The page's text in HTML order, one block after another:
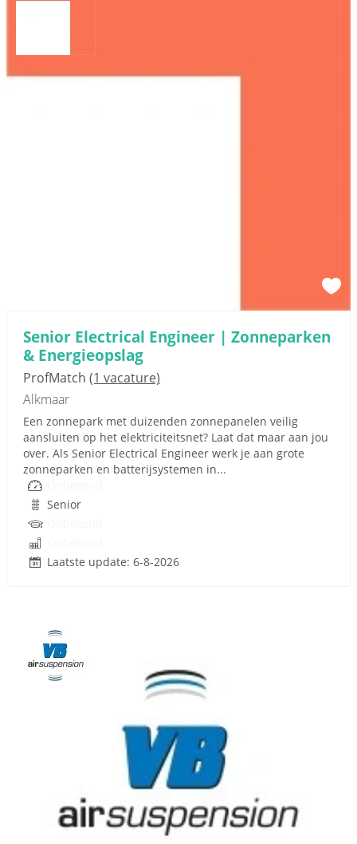
Senior Electrical Engineer | Zonneparken
& Energieopslag
ProfMatch (1 vacature)
Alkmaar
Een zonnepark met duizenden zonnepanelen veilig
aansluiten op het elektriciteitsnet? Laat dat maar aan jou
over. Als Senior Electrical Engineer werk je aan grote
zonneparken en batterijsystemen in...
Senior
Laatste update: 6-8-2026